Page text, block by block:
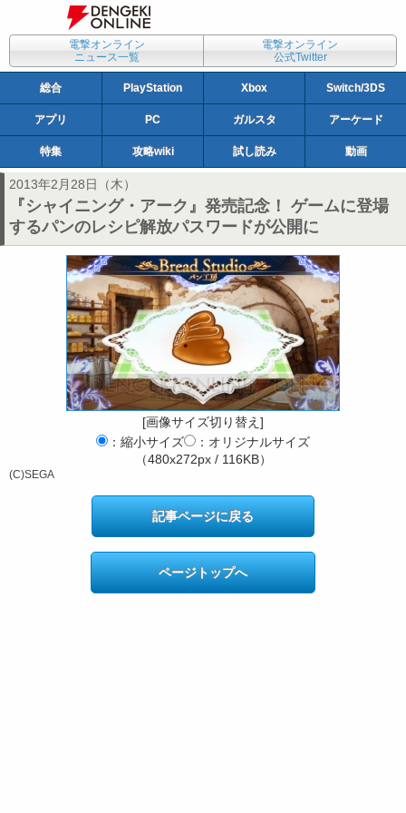
電撃オンライン
ニュース一覧
電撃オンライン
公式Twitter
総合 PlayStation Xbox Switch/3DS
アプリ PC ガルスタ アーケード
特集 攻略wiki 試し読み 動画
2013年2月28日（木）
『シャイニング・アーク』発売記念！ ゲームに登場
するパンのレシピ解放パスワードが公開に
[画像サイズ切り替え]
：縮小サイズ
：オリジナルサイズ
（480x272px / 116KB）
(C)SEGA
記事ページに戻る
ページトップへ